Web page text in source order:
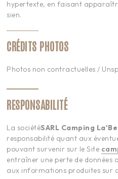
hypertexte, en faisant
sien.
CRÉDITS PHOTOS
Photos non contractuelles /
RESPONSABILITÉ
La sociétéSARL Camping
responsabilité quant aux
pouvant survenir sur le Site
entraîner une perte de données
aux informations produites sur